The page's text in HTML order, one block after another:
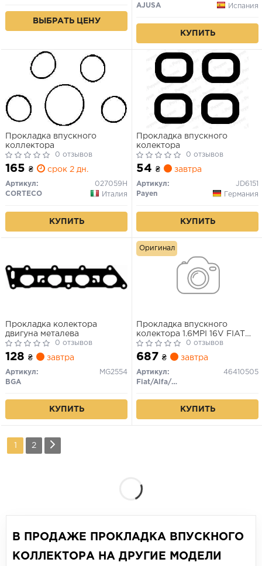
ВЫБРАТЬ ЦЕНУ
AJUSA
Испания
КУПИТЬ
Прокладка впускного
коллектора
0 отзывов
165 ₴ срок 2 дн.
Артикул:
027059H
CORTECO
Италия
КУПИТЬ
Прокладка впускного
колектора
0 отзывов
54 ₴ завтра
Артикул:
JD6151
Payen
Германия
КУПИТЬ
Прокладка колектора
двигуна металева
0 отзывов
128 ₴ завтра
Артикул:
MG2554
BGA
КУПИТЬ
Прокладка впускного
колектора 1.6MPI 16V FIAT
Doblo 00-09, Stilo 01-10,
Bravo 95-01, Multipla 03-10,
Palio 96-20, LANCIA Lybra
99-05, Delta 93-99, Dedra
89-99
0 отзывов
687 ₴ завтра
Артикул:
46410505
Fiat/Alfa/Lancia
КУПИТЬ
Оригинал
1 2
В ПРОДАЖЕ ПРОКЛАДКА ВПУСКНОГО
КОЛЛЕКТОРА НА ДРУГИЕ МОДЕЛИ